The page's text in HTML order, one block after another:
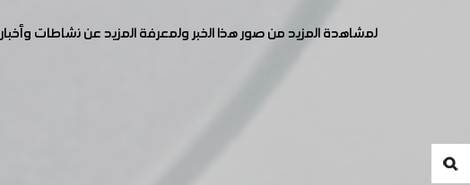
لمشاهدة المزيد من صور هذا الخبر ولمعرفة المزيد عن نشاطات